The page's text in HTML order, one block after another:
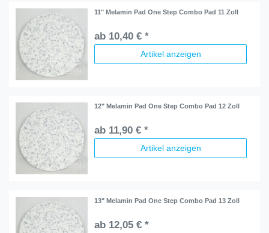
11" Melamin Pad One Step Combo Pad 11 Zoll
ab 10,40 € *
Artikel anzeigen
12" Melamin Pad One Step Combo Pad 12 Zoll
ab 11,90 € *
Artikel anzeigen
13" Melamin Pad One Step Combo Pad 13 Zoll
ab 12,05 € *